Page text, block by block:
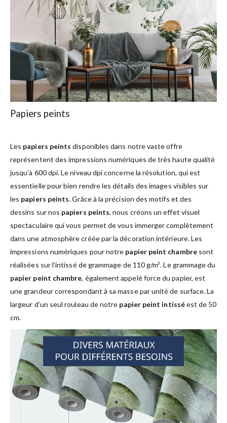
Papiers peints
Les papiers peints disponibles dans notre vaste offre
représentent des impressions numériques de très haute qualité
jusqu’à 600 dpi. Le niveau dpi concerne la résolution, qui est
essentielle pour bien rendre les détails des images visibles sur
les papiers peints. Grâce à la précision des motifs et des
dessins sur nos papiers peints, nous créons un effet visuel
spectaculaire qui vous permet de vous immerger complètement
dans une atmosphère créée par la décoration intérieure. Les
impressions numériques pour notre papier peint chambresont
réalisées sur l’intissé de grammage de 110 g/m². Le grammage du
papier peint chambre, également appelé force du papier, est
une grandeur correspondant à sa masse par unité de surface. La
largeur d’un seul rouleau de notre papier peint intisséest de 50
cm.